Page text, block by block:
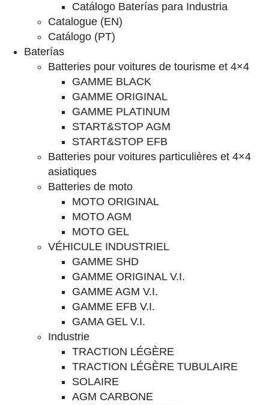
Catálogo Baterías para Industria
Catalogue (EN)
Catálogo (PT)
Baterías
Batteries pour voitures de tourisme et 4×4
GAMME BLACK
GAMME ORIGINAL
GAMME PLATINUM
START&STOP AGM
START&STOP EFB
Batteries pour voitures particulières et 4×4
asiatiques
Batteries de moto
MOTO ORIGINAL
MOTO AGM
MOTO GEL
VÉHICULE INDUSTRIEL
GAMME SHD
GAMME ORIGINAL V.I.
GAMME AGM V.I.
GAMME EFB V.I.
GAMA GEL V.I.
Industrie
TRACTION LÉGÈRE
TRACTION LÉGÈRE TUBULAIRE
SOLAIRE
AGM CARBONE